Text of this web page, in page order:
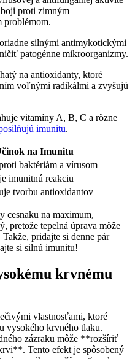
proti zimným
problémom.
silnými antimykotickými
patogénne mikroorganizmy.
na antioxidanty, ktoré
voľnými radikálmi a zvyšujú
vitamíny A, B, C a rôzne
imunitu.
na Imunitu
baktériám a vírusom
imunitnú reakciu
tvorbu antioxidantov
cesnaku na maximum,
pretože tepelná úprava môže
pridajte si denne pár
si silnú imunitu!
krvnému
vlastnosťami, ktoré
vysokého krvného tlaku.
zázraku môže **rozšíriť
Tento efekt je spôsobený